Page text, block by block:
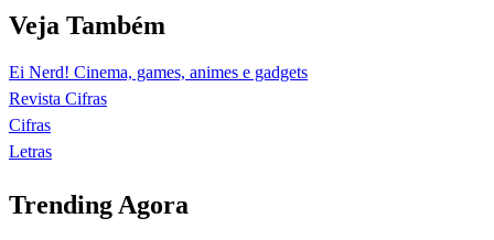
Veja Também
Ei Nerd! Cinema, games, animes e gadgets
Revista Cifras
Cifras
Letras
Trending Agora